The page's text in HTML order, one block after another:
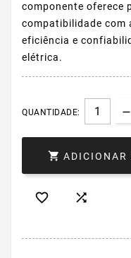
componente oferece
compatibilidade com
eficiência e
elétrica.
QUANTIDADE:
 ADICIONAR
 